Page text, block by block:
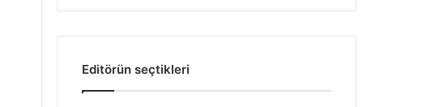
Editörün seçtikleri